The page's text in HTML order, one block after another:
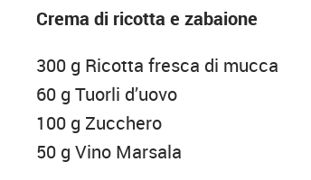
Crema di ricotta e zabaione
300 g Ricotta fresca di mucca
60 g Tuorli d’uovo
100 g Zucchero
50 g Vino Marsala